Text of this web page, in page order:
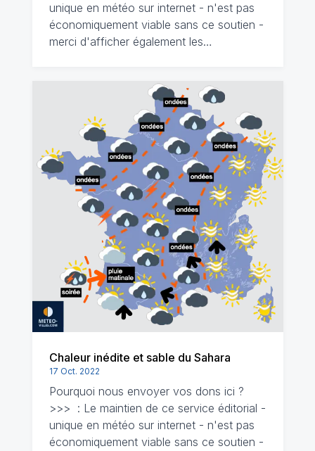
unique en météo sur internet - n'est pas
économiquement viable sans ce soutien -
merci d'afficher également les…
Chaleur inédite et sable du Sahara
17 Oct. 2022
Pourquoi nous envoyer vos dons ici ?
>>> : Le maintien de ce service éditorial -
unique en météo sur internet - n'est pas
économiquement viable sans ce soutien -